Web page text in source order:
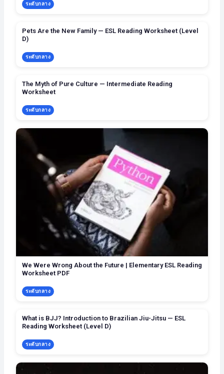
ระดับกลาง
Pets Are the New Family — ESL Reading Worksheet (Level
D)
ระดับกลาง
The Myth of Pure Culture — Intermediate Reading
Worksheet
ระดับกลาง
We Were Wrong About the Future | Elementary ESL Reading
Worksheet PDF
ระดับกลาง
What is BJJ? Introduction to Brazilian Jiu-Jitsu — ESL
Reading Worksheet (Level D)
ระดับกลาง